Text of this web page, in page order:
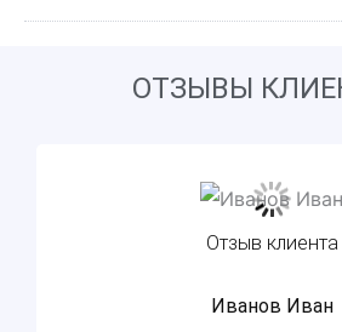
ОТЗЫВЫ
Отзыв клиента
Иванов Иван